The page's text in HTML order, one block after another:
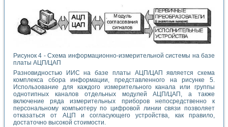
Рисунок 4 - Схема информационно-измерительной системы на базе
платы АЦП/ЦАП
Разновидностью ИИС на базе платы АЦП/ЦАП является схема
комплекса сбора информации, представленного на рисунке 5.
Использование для каждого измерительного канала или группы
однотипных каналов отдельных модулей АЦП/ЦАП, а также
включение ряда измерительных приборов непосредственно к
персональному компьютеру по цифровой линии связи позволяет
отказаться от АЦП и согласующего устройства, как правило,
достаточно высокой стоимости.